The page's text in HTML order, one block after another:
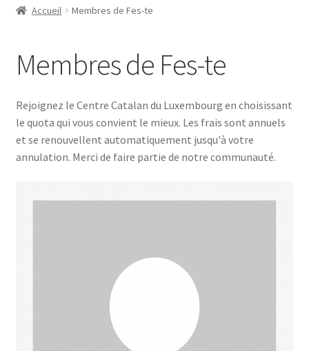
ACTIVITÉS
COURS
LIVRE
SE CONNECTER
Accueil Membres de Fes-te
Membres de Fes-te
Rejoignez le Centre Catalan du Luxembourg en choisissant
le quota qui vous convient le mieux. Les frais sont annuels
et se renouvellent automatiquement jusqu'à votre
annulation. Merci de faire partie de notre communauté.